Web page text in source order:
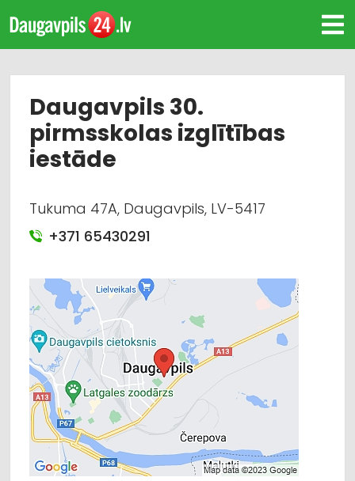
Daugavpils 30.
pirmsskolas izglītības
iestāde
Tukuma 47A, Daugavpils, LV-5417
+371 65430291